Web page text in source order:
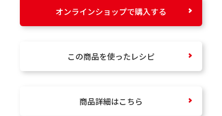
オンラインショップで購入する
この商品を使ったレシピ
商品詳細はこちら